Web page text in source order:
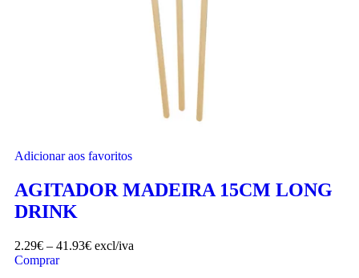
Adicionar aos favoritos
AGITADOR MADEIRA 15CM LONG
DRINK
2.29€ – 41.93€ excl/iva
Comprar